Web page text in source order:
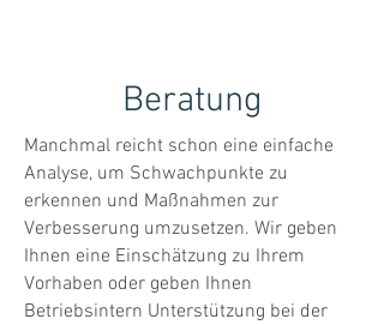
Beratung
Manchmal reicht schon eine einfache
Analyse, um Schwachpunkte zu
erkennen und Maßnahmen zur
Verbesserung umzusetzen. Wir geben
Ihnen eine Einschätzung zu Ihrem
Vorhaben oder geben Ihnen
Betriebsintern Unterstützung bei der